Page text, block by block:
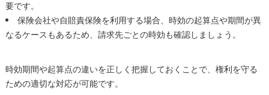
要です。
保険会社や自賠責保険を利用する場合、時効の起算点や期間が異
なるケースもあるため、請求先ごとの時効も確認しましょう。
時効期間や起算点の違いを正しく把握しておくことで、権利を守る
ための適切な対応が可能です。